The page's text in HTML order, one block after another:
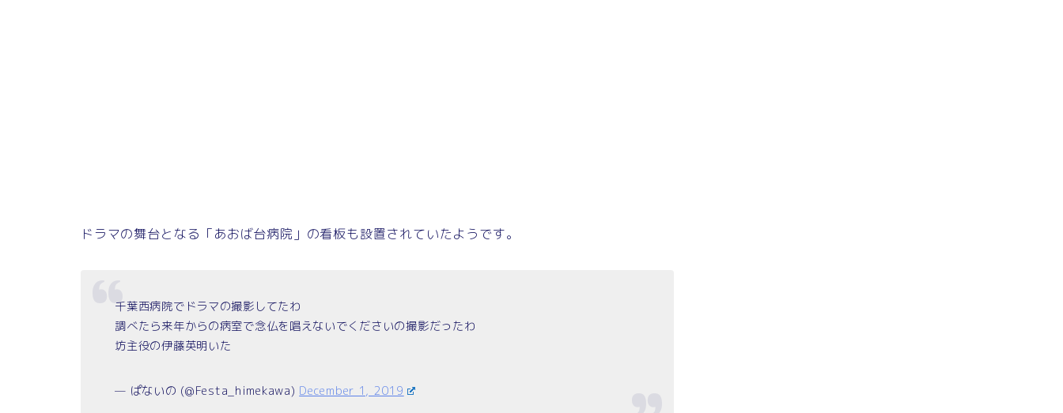
ドラマの舞台となる「あおば台病院」の看板も設置されていたようです。
千葉西病院でドラマの撮影してたわ
調べたら来年からの病室で念仏を唱えないでくださいの撮影だったわ
坊主役の伊藤英明いた
— ぱないの (@Festa_himekawa) December 1, 2019